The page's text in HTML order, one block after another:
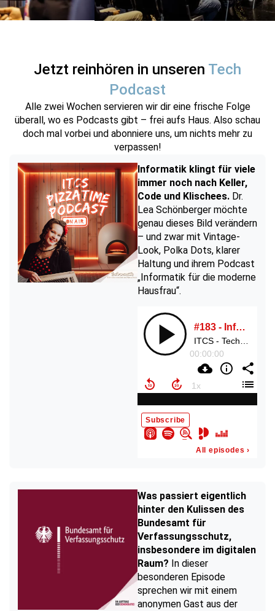
Jetzt reinhören in unseren Tech
Podcast
Alle zwei Wochen servieren wir dir eine frische Folge
überall, wo es Podcasts gibt – frei aufs Haus. Also schau
doch mal vorbei und abonniere uns, um nichts mehr zu
verpassen!
Informatik klingt für viele
immer noch nach Keller,
Code und Klischees. Dr.
Lea Schönberger möchte
genau dieses Bild verändern
– und zwar mit Vintage-
Look, Polka Dots, klarer
Haltung und ihrem Podcast
„Informatik für die moderne
Hausfrau“.
Was passiert eigentlich
hinter den Kulissen des
Bundesamt für
Verfassungsschutz,
insbesondere im digitalen
Raum? In dieser
besonderen Episode
sprechen wir mit einem
anonymen Gast aus der